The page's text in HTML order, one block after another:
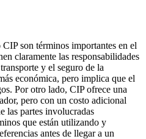
son términos importantes en el
claramente las responsabilidades
y el seguro de la
económica, pero implica que el
Por otro lado, CIP ofrece una
pero con un costo adicional
las partes involucradas
que están utilizando y
antes de llegar a un